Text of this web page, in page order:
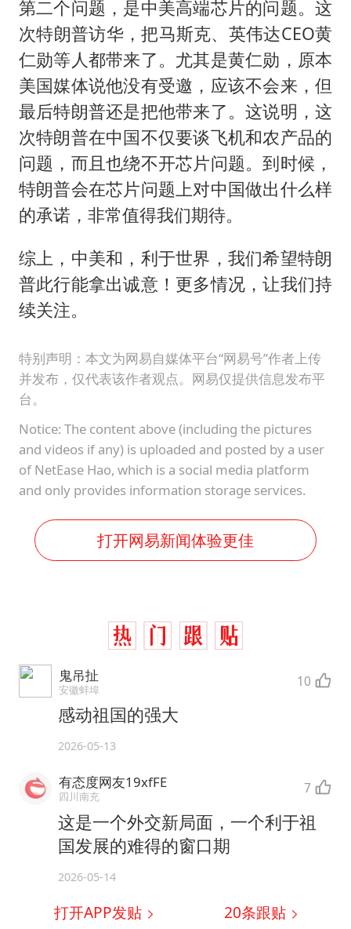
第二个问题，是中美高端芯片的问题。这
次特朗普访华，把马斯克、英伟达CEO黄
仁勋等人都带来了。尤其是黄仁勋，原本
美国媒体说他没有受邀，应该不会来，但
最后特朗普还是把他带来了。这说明，这
次特朗普在中国不仅要谈飞机和农产品的
问题，而且也绕不开芯片问题。到时候，
特朗普会在芯片问题上对中国做出什么样
的承诺，非常值得我们期待。
综上，中美和，利于世界，我们希望特朗
普此行能拿出诚意！更多情况，让我们持
续关注。
特别声明：本文为网易自媒体平台“网易号”作者上传
并发布，仅代表该作者观点。网易仅提供信息发布平
台。
Notice: The content above (including the pictures
and videos if any) is uploaded and posted by a user
of NetEase Hao, which is a social media platform
and only provides information storage services.
打开网易新闻体验更佳
鬼吊扯
安徽蚌埠 10
感动祖国的强大
2026-05-13
有态度网友19xfFE
四川南充 7
这是一个外交新局面，一个利于祖
国发展的难得的窗口期
2026-05-14
打开APP发贴 20条跟贴